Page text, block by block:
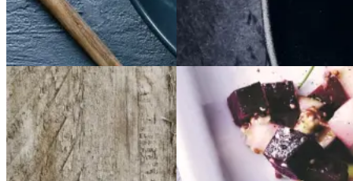
Vintermad
Aftensmad